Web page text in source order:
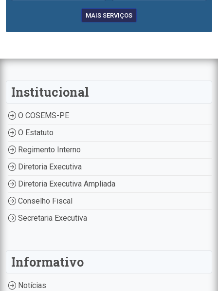
MAIS SERVIÇOS
Institucional
O COSEMS-PE
O Estatuto
Regimento Interno
Diretoria Executiva
Diretoria Executiva Ampliada
Conselho Fiscal
Secretaria Executiva
Informativo
Notícias